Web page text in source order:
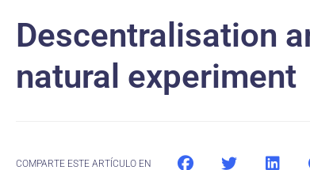
Descentralisation
natural experiment
COMPARTE ESTE ARTÍCULO EN